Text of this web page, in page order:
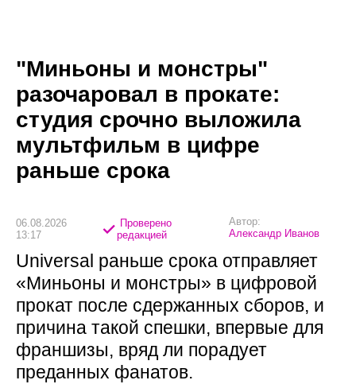
"Миньоны и монстры"
разочаровал в прокате:
студия срочно выложила
мультфильм в цифре
раньше срока
06.08.2026
13:17
Проверено
редакцией
Автор:
Александр Иванов
Universal раньше срока отправляет
«Миньоны и монстры» в цифровой
прокат после сдержанных сборов, и
причина такой спешки, впервые для
франшизы, вряд ли порадует
преданных фанатов.